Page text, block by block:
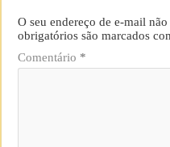
O seu endereço de e-mail
obrigatórios são marcados
Comentário *